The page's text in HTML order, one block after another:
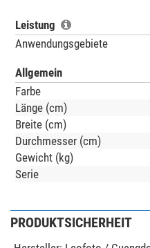
Leistung
Anwendungsgebiete
Allgemein
Farbe
Länge (cm)
Breite (cm)
Durchmesser (cm)
Gewicht (kg)
Serie
PRODUKTSICHERHEIT